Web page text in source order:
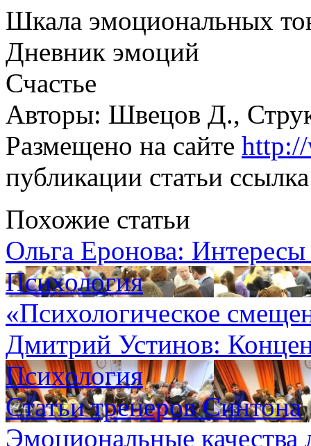
Шкала эмоциональных
Дневник эмоций
Счастье
Авторы: Швецов Д.,
Размещено на сайте
публикации статьи
Похожие статьи
Ольга Еронова: Интересы
Психология
«Психологическое
Дмитрий Устинов:
Психология
Статьи тренеров Синтона
Эмоциональные качества